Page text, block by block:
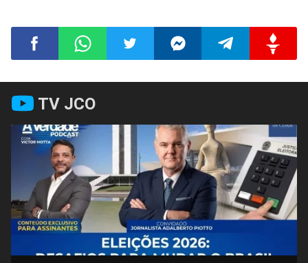
Compartilhar
no
Facebook
no
Whatsapp
no
Twitter
no
Messenger
no
Telegram
no
Gettr
TV JCO